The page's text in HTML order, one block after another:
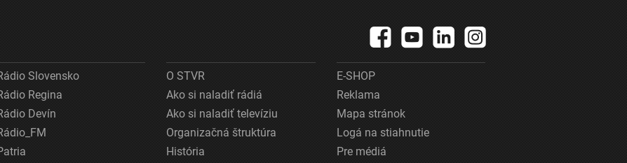
Slovensko
Regina
Devín
O STVR
Ako si naladiť rádiá
Ako si naladiť televíziu
Organizačná štruktúra
História
E-SHOP
Reklama
Mapa stránok
Logá na stiahnutie
Pre médiá